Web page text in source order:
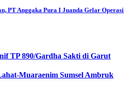
PT Anggaka Pura I Juanda Gelar Operasi
TP 890/Gardha Sakti di Garut
Muaraenim Sumsel Ambruk